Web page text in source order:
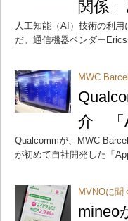
関係
人工知能（AI）技術の利
だ。通信機器ベンダー
MWC
介 「
Qualcommが、MWC
が初めて自社開発した「
MVNOに聞
mineo